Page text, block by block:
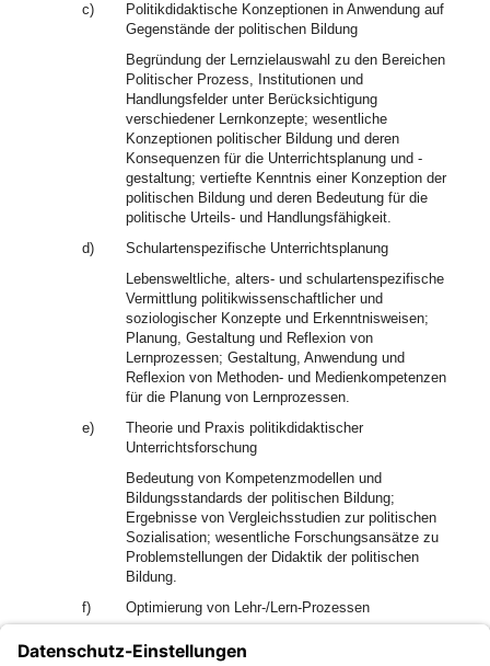
c)
Politikdidaktische Konzeptionen in Anwendung auf
Gegenstände der politischen Bildung
Begründung der Lernzielauswahl zu den Bereichen
Politischer Prozess, Institutionen und
Handlungsfelder unter Berücksichtigung
verschiedener Lernkonzepte; wesentliche
Konzeptionen politischer Bildung und deren
Konsequenzen für die Unterrichtsplanung und -
gestaltung; vertiefte Kenntnis einer Konzeption der
politischen Bildung und deren Bedeutung für die
politische Urteils- und Handlungsfähigkeit.
d)
Schulartenspezifische Unterrichtsplanung
Lebensweltliche, alters- und schulartenspezifische
Vermittlung politikwissenschaftlicher und
soziologischer Konzepte und Erkenntnisweisen;
Planung, Gestaltung und Reflexion von
Lernprozessen; Gestaltung, Anwendung und
Reflexion von Methoden- und Medienkompetenzen
für die Planung von Lernprozessen.
e)
Theorie und Praxis politikdidaktischer
Unterrichtsforschung
Bedeutung von Kompetenzmodellen und
Bildungsstandards der politischen Bildung;
Ergebnisse von Vergleichsstudien zur politischen
Sozialisation; wesentliche Forschungsansätze zu
Problemstellungen der Didaktik der politischen
Bildung.
f)
Optimierung von Lehr-/Lern-Prozessen
Beurteilung von Schülerinnen- und